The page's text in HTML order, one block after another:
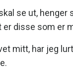
se ut,
er disse som er
mitt, har jeg